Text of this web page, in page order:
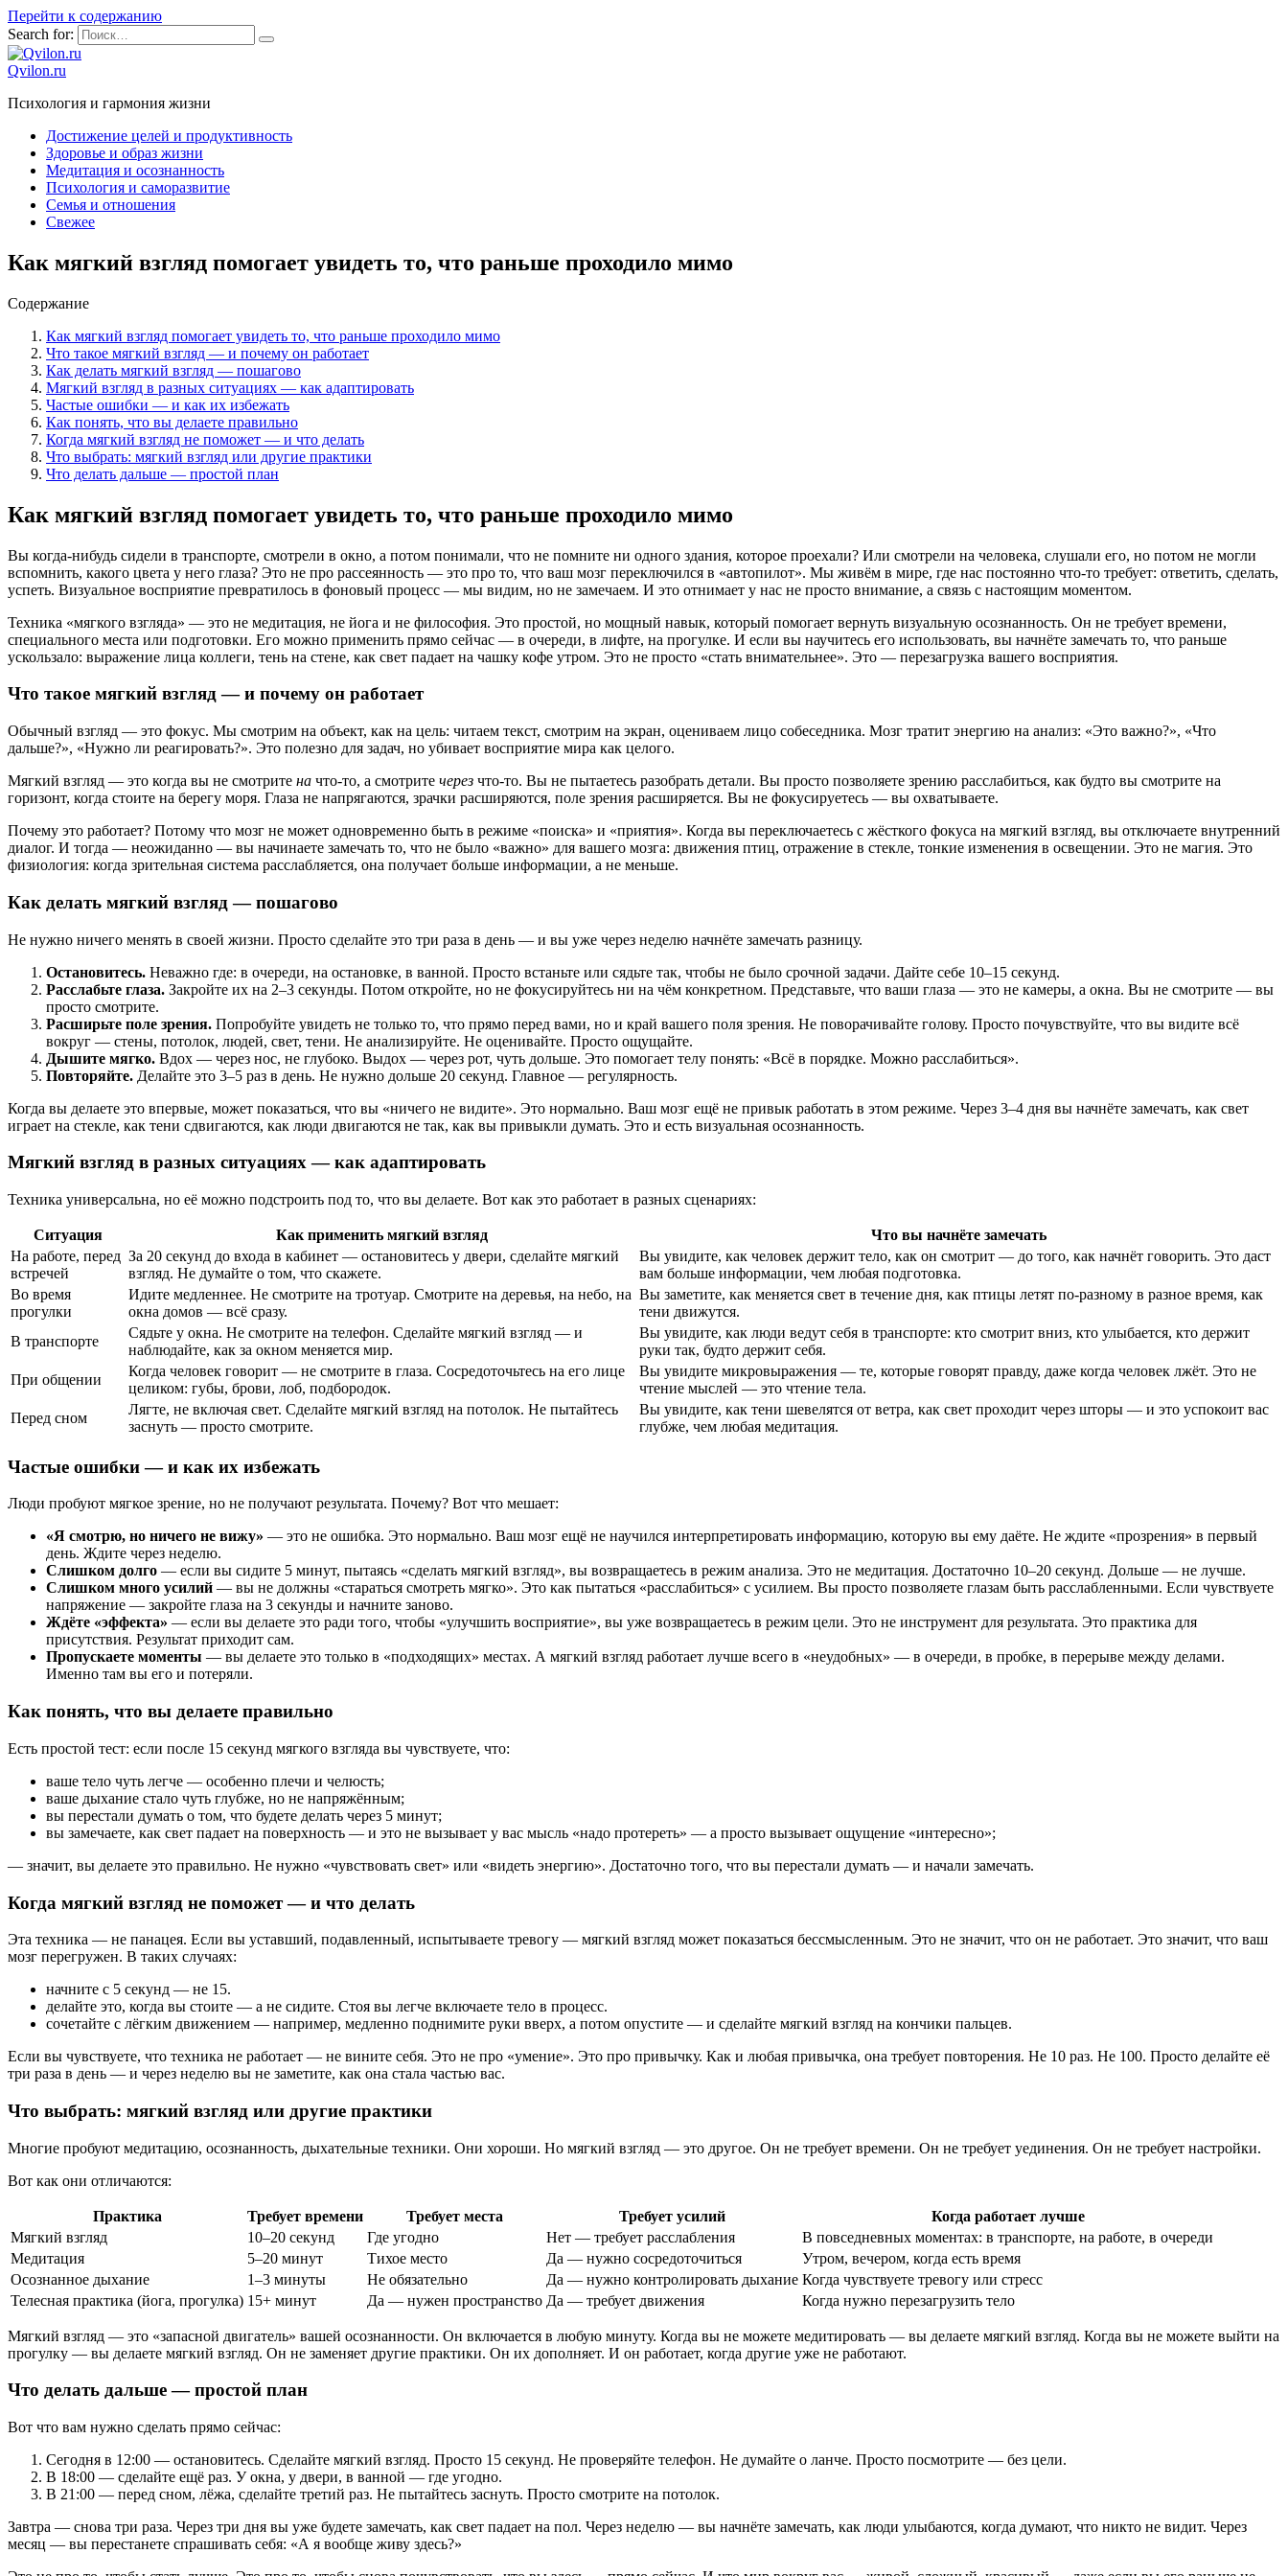
Перейти к содержанию
Search for:
Qvilon.ru
Психология и гармония жизни
Достижение целей и продуктивность
Здоровье и образ жизни
Медитация и осознанность
Психология и саморазвитие
Семья и отношения
Свежее
Как мягкий взгляд помогает увидеть то, что раньше проходило мимо
Содержание
Как мягкий взгляд помогает увидеть то, что раньше проходило мимо
Что такое мягкий взгляд — и почему он работает
Как делать мягкий взгляд — пошагово
Мягкий взгляд в разных ситуациях — как адаптировать
Частые ошибки — и как их избежать
Как понять, что вы делаете правильно
Когда мягкий взгляд не поможет — и что делать
Что выбрать: мягкий взгляд или другие практики
Что делать дальше — простой план
Как мягкий взгляд помогает увидеть то, что раньше проходило мимо
Вы когда-нибудь сидели в транспорте, смотрели в окно, а потом понимали, что не помните ни одного здания, которое проехали? Или смотрели на человека, слушали его, но потом не могли
вспомнить, какого цвета у него глаза? Это не про рассеянность — это про то, что ваш мозг переключился в «автопилот». Мы живём в мире, где нас постоянно что-то требует: ответить, сделать,
успеть. Визуальное восприятие превратилось в фоновый процесс — мы видим, но не замечаем. И это отнимает у нас не просто внимание, а связь с настоящим моментом.
Техника «мягкого взгляда» — это не медитация, не йога и не философия. Это простой, но мощный навык, который помогает вернуть визуальную осознанность. Он не требует времени,
специального места или подготовки. Его можно применить прямо сейчас — в очереди, в лифте, на прогулке. И если вы научитесь его использовать, вы начнёте замечать то, что раньше
ускользало: выражение лица коллеги, тень на стене, как свет падает на чашку кофе утром. Это не просто «стать внимательнее». Это — перезагрузка вашего восприятия.
Что такое мягкий взгляд — и почему он работает
Обычный взгляд — это фокус. Мы смотрим на объект, как на цель: читаем текст, смотрим на экран, оцениваем лицо собеседника. Мозг тратит энергию на анализ: «Это важно?», «Что
дальше?», «Нужно ли реагировать?». Это полезно для задач, но убивает восприятие мира как целого.
Мягкий взгляд — это когда вы не смотрите на что-то, а смотрите через что-то. Вы не пытаетесь разобрать детали. Вы просто позволяете зрению расслабиться, как будто вы смотрите на
горизонт, когда стоите на берегу моря. Глаза не напрягаются, зрачки расширяются, поле зрения расширяется. Вы не фокусируетесь — вы охватываете.
Почему это работает? Потому что мозг не может одновременно быть в режиме «поиска» и «приятия». Когда вы переключаетесь с жёсткого фокуса на мягкий взгляд, вы отключаете внутренний
диалог. И тогда — неожиданно — вы начинаете замечать то, что не было «важно» для вашего мозга: движения птиц, отражение в стекле, тонкие изменения в освещении. Это не магия. Это
физиология: когда зрительная система расслабляется, она получает больше информации, а не меньше.
Как делать мягкий взгляд — пошагово
Не нужно ничего менять в своей жизни. Просто сделайте это три раза в день — и вы уже через неделю начнёте замечать разницу.
Остановитесь. Неважно где: в очереди, на остановке, в ванной. Просто встаньте или сядьте так, чтобы не было срочной задачи. Дайте себе 10–15 секунд.
Расслабьте глаза. Закройте их на 2–3 секунды. Потом откройте, но не фокусируйтесь ни на чём конкретном. Представьте, что ваши глаза — это не камеры, а окна. Вы не смотрите — вы
просто смотрите.
Расширьте поле зрения. Попробуйте увидеть не только то, что прямо перед вами, но и край вашего поля зрения. Не поворачивайте голову. Просто почувствуйте, что вы видите всё
вокруг — стены, потолок, людей, свет, тени. Не анализируйте. Не оценивайте. Просто ощущайте.
Дышите мягко. Вдох — через нос, не глубоко. Выдох — через рот, чуть дольше. Это помогает телу понять: «Всё в порядке. Можно расслабиться».
Повторяйте. Делайте это 3–5 раз в день. Не нужно дольше 20 секунд. Главное — регулярность.
Когда вы делаете это впервые, может показаться, что вы «ничего не видите». Это нормально. Ваш мозг ещё не привык работать в этом режиме. Через 3–4 дня вы начнёте замечать, как свет
играет на стекле, как тени сдвигаются, как люди двигаются не так, как вы привыкли думать. Это и есть визуальная осознанность.
Мягкий взгляд в разных ситуациях — как адаптировать
Техника универсальна, но её можно подстроить под то, что вы делаете. Вот как это работает в разных сценариях:
Ситуация Как применить мягкий взгляд
Что вы начнёте замечать
На работе, перед
встречей
За 20 секунд до входа в кабинет — остановитесь у двери, сделайте мягкий
взгляд. Не думайте о том, что скажете.
Вы увидите, как человек держит тело, как он смотрит — до того, как начнёт говорить. Это даст
вам больше информации, чем любая подготовка.
Во время
прогулки
Идите медленнее. Не смотрите на тротуар. Смотрите на деревья, на небо, на
окна домов — всё сразу.
Вы заметите, как меняется свет в течение дня, как птицы летят по-разному в разное время, как
тени движутся.
В транспорте
Сядьте у окна. Не смотрите на телефон. Сделайте мягкий взгляд — и
наблюдайте, как за окном меняется мир.
Вы увидите, как люди ведут себя в транспорте: кто смотрит вниз, кто улыбается, кто держит
руки так, будто держит себя.
При общении
Когда человек говорит — не смотрите в глаза. Сосредоточьтесь на его лице
целиком: губы, брови, лоб, подбородок.
Вы увидите микровыражения — те, которые говорят правду, даже когда человек лжёт. Это не
чтение мыслей — это чтение тела.
Перед сном
Лягте, не включая свет. Сделайте мягкий взгляд на потолок. Не пытайтесь
заснуть — просто смотрите.
Вы увидите, как тени шевелятся от ветра, как свет проходит через шторы — и это успокоит вас
глубже, чем любая медитация.
Частые ошибки — и как их избежать
Люди пробуют мягкое зрение, но не получают результата. Почему? Вот что мешает:
«Я смотрю, но ничего не вижу» — это не ошибка. Это нормально. Ваш мозг ещё не научился интерпретировать информацию, которую вы ему даёте. Не ждите «прозрения» в первый
день. Ждите через неделю.
Слишком долго — если вы сидите 5 минут, пытаясь «сделать мягкий взгляд», вы возвращаетесь в режим анализа. Это не медитация. Достаточно 10–20 секунд. Дольше — не лучше.
Слишком много усилий — вы не должны «стараться смотреть мягко». Это как пытаться «расслабиться» с усилием. Вы просто позволяете глазам быть расслабленными. Если чувствуете
напряжение — закройте глаза на 3 секунды и начните заново.
Ждёте «эффекта» — если вы делаете это ради того, чтобы «улучшить восприятие», вы уже возвращаетесь в режим цели. Это не инструмент для результата. Это практика для
присутствия. Результат приходит сам.
Пропускаете моменты — вы делаете это только в «подходящих» местах. А мягкий взгляд работает лучше всего в «неудобных» — в очереди, в пробке, в перерыве между делами.
Именно там вы его и потеряли.
Как понять, что вы делаете правильно
Есть простой тест: если после 15 секунд мягкого взгляда вы чувствуете, что:
ваше тело чуть легче — особенно плечи и челюсть;
ваше дыхание стало чуть глубже, но не напряжённым;
вы перестали думать о том, что будете делать через 5 минут;
вы замечаете, как свет падает на поверхность — и это не вызывает у вас мысль «надо протереть» — а просто вызывает ощущение «интересно»;
— значит, вы делаете это правильно. Не нужно «чувствовать свет» или «видеть энергию». Достаточно того, что вы перестали думать — и начали замечать.
Когда мягкий взгляд не поможет — и что делать
Эта техника — не панацея. Если вы уставший, подавленный, испытываете тревогу — мягкий взгляд может показаться бессмысленным. Это не значит, что он не работает. Это значит, что ваш
мозг перегружен. В таких случаях:
начните с 5 секунд — не 15.
делайте это, когда вы стоите — а не сидите. Стоя вы легче включаете тело в процесс.
сочетайте с лёгким движением — например, медленно поднимите руки вверх, а потом опустите — и сделайте мягкий взгляд на кончики пальцев.
Если вы чувствуете, что техника не работает — не вините себя. Это не про «умение». Это про привычку. Как и любая привычка, она требует повторения. Не 10 раз. Не 100. Просто делайте её
три раза в день — и через неделю вы не заметите, как она стала частью вас.
Что выбрать: мягкий взгляд или другие практики
Многие пробуют медитацию, осознанность, дыхательные техники. Они хороши. Но мягкий взгляд — это другое. Он не требует времени. Он не требует уединения. Он не требует настройки.
Вот как они отличаются:
Практика Требует времени Требует места Требует усилий
Когда работает лучше
Мягкий взгляд
10–20 секунд Где угодно Нет — требует расслабления
В повседневных моментах: в транспорте, на работе, в очереди
Медитация
5–20 минут Тихое место Да — нужно сосредоточиться
Утром, вечером, когда есть время
Осознанное дыхание
1–3 минуты Не обязательно Да — нужно контролировать дыхание Когда чувствуете тревогу или стресс
Телесная практика (йога, прогулка) 15+ минут Да — нужен пространство Да — требует движения Когда нужно перезагрузить тело
Мягкий взгляд — это «запасной двигатель» вашей осознанности. Он включается в любую минуту. Когда вы не можете медитировать — вы делаете мягкий взгляд. Когда вы не можете выйти на
прогулку — вы делаете мягкий взгляд. Он не заменяет другие практики. Он их дополняет. И он работает, когда другие уже не работают.
Что делать дальше — простой план
Вот что вам нужно сделать прямо сейчас:
Сегодня в 12:00 — остановитесь. Сделайте мягкий взгляд. Просто 15 секунд. Не проверяйте телефон. Не думайте о ланче. Просто посмотрите — без цели.
В 18:00 — сделайте ещё раз. У окна, у двери, в ванной — где угодно.
В 21:00 — перед сном, лёжа, сделайте третий раз. Не пытайтесь заснуть. Просто смотрите на потолок.
Завтра — снова три раза. Через три дня вы уже будете замечать, как свет падает на пол. Через неделю — вы начнёте замечать, как люди улыбаются, когда думают, что никто не видит. Через
месяц — вы перестанете спрашивать себя: «А я вообще живу здесь?»